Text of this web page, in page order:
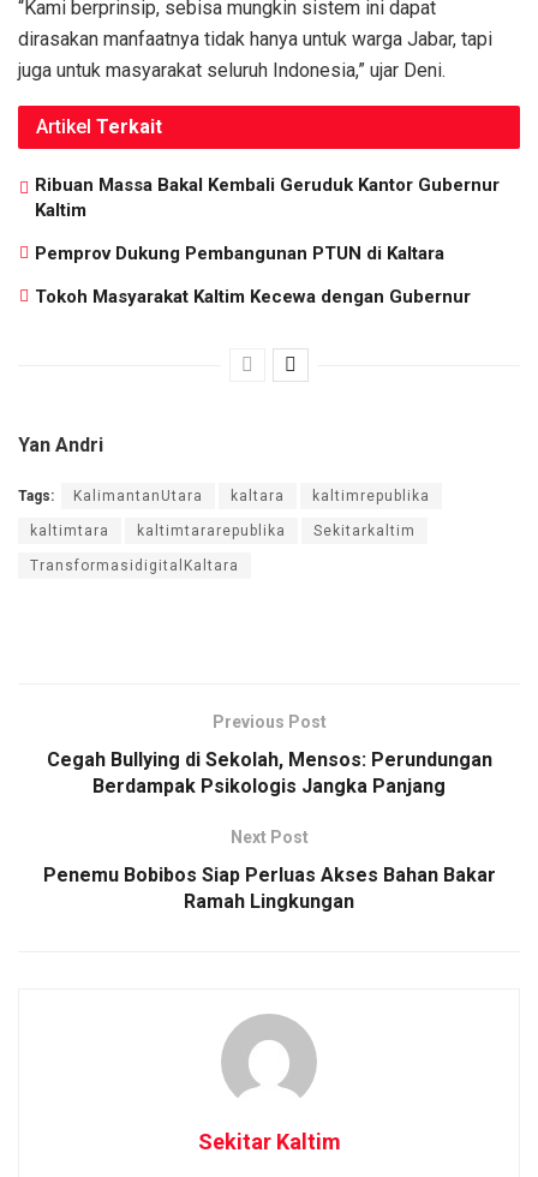
“Kami berprinsip, sebisa mungkin sistem ini dapat
dirasakan manfaatnya tidak hanya untuk warga Jabar, tapi
juga untuk masyarakat seluruh Indonesia,” ujar Deni.
Artikel Terkait
Ribuan Massa Bakal Kembali Geruduk Kantor Gubernur
Kaltim
Pemprov Dukung Pembangunan PTUN di Kaltara
Tokoh Masyarakat Kaltim Kecewa dengan Gubernur
Yan Andri
Tags: KalimantanUtara kaltara kaltimrepublika
kaltimtara kaltimtararepublika Sekitarkaltim
TransformasidigitalKaltara
Previous Post
Cegah Bullying di Sekolah, Mensos: Perundungan
Berdampak Psikologis Jangka Panjang
Next Post
Penemu Bobibos Siap Perluas Akses Bahan Bakar
Ramah Lingkungan
Sekitar Kaltim